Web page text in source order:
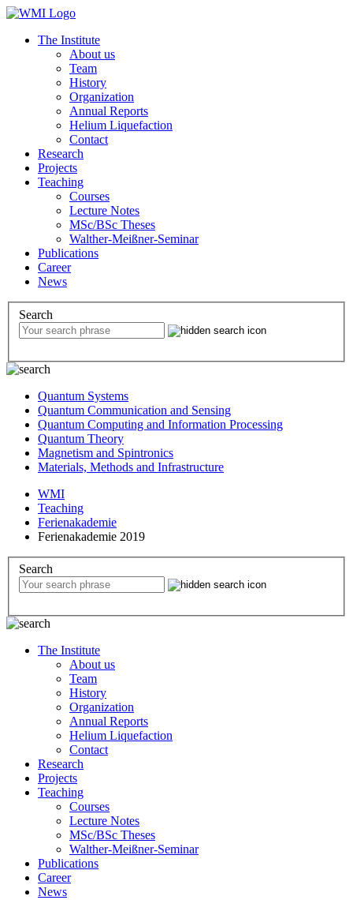
The Institute
About us
Team
History
Organization
Annual Reports
Helium Liquefaction
Contact
Research
Projects
Teaching
Courses
Lecture Notes
MSc/BSc Theses
Walther-Meißner-Seminar
Publications
Career
News
Search
Quantum Systems
Quantum Communication and Sensing
Quantum Computing and Information Processing
Quantum Theory
Magnetism and Spintronics
Materials, Methods and Infrastructure
WMI
Teaching
Ferienakademie
Ferienakademie 2019
Search
The Institute
About us
Team
History
Organization
Annual Reports
Helium Liquefaction
Contact
Research
Projects
Teaching
Courses
Lecture Notes
MSc/BSc Theses
Walther-Meißner-Seminar
Publications
Career
News